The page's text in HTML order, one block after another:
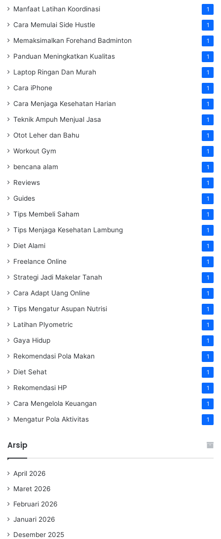
Manfaat Latihan Koordinasi 1
Cara Memulai Side Hustle 1
Memaksimalkan Forehand Badminton 1
Panduan Meningkatkan Kualitas 1
Laptop Ringan Dan Murah 1
Cara iPhone 1
Cara Menjaga Kesehatan Harian 1
Teknik Ampuh Menjual Jasa 1
Otot Leher dan Bahu 1
Workout Gym 1
bencana alam 1
Reviews 1
Guides 1
Tips Membeli Saham 1
Tips Menjaga Kesehatan Lambung 1
Diet Alami 1
Freelance Online 1
Strategi Jadi Makelar Tanah 1
Cara Adapt Uang Online 1
Tips Mengatur Asupan Nutrisi 1
Latihan Plyometric 1
Gaya Hidup 1
Rekomendasi Pola Makan 1
Diet Sehat 1
Rekomendasi HP 1
Cara Mengelola Keuangan 1
Mengatur Pola Aktivitas 1
Arsip
April 2026
Maret 2026
Februari 2026
Januari 2026
Desember 2025